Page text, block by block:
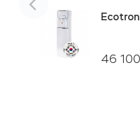
46 100